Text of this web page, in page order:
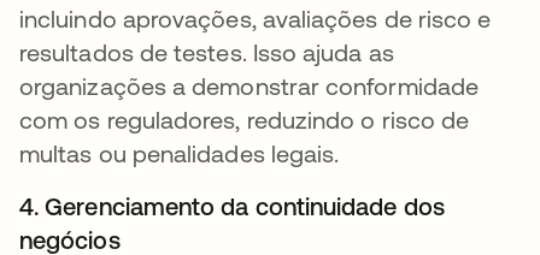
incluindo aprovações, avaliações de risco e
resultados de testes. Isso ajuda as
organizações a demonstrar conformidade
com os reguladores, reduzindo o risco de
multas ou penalidades legais.
4. Gerenciamento da continuidade dos
negócios